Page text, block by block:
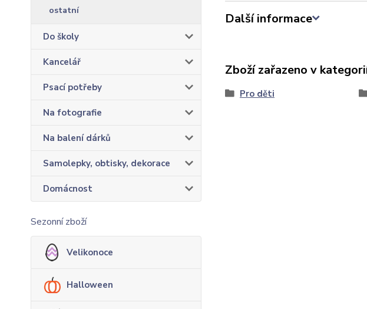
ostatní
Do školy
Kancelář
Psací potřeby
Na fotografie
Na balení dárků
Samolepky, obtisky, dekorace
Domácnost
Sezonní zboží
Velikonoce
Halloween
Další informace
Zboží zařazeno v
Pro děti